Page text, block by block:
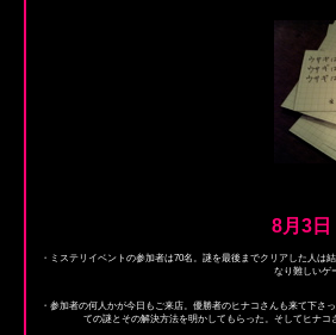
8月3日
・ミステリイベントの参加者は70名。謎を最後までクリアした人
なり難しいゲ
・参加者の何人かが今日もご来店。優勝者のヒナコさんも来て下
ての謎とその解決方法を明かしてもらった。そしてヒナ